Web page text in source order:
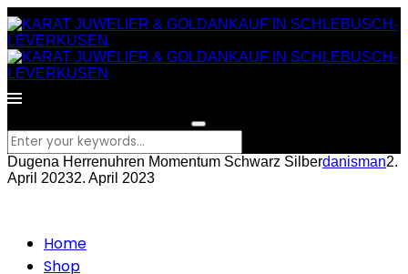
Dugena Herrenuhren Momentum Schwarz Silberdanisman2.
April 20232. April 2023
Home
Shop